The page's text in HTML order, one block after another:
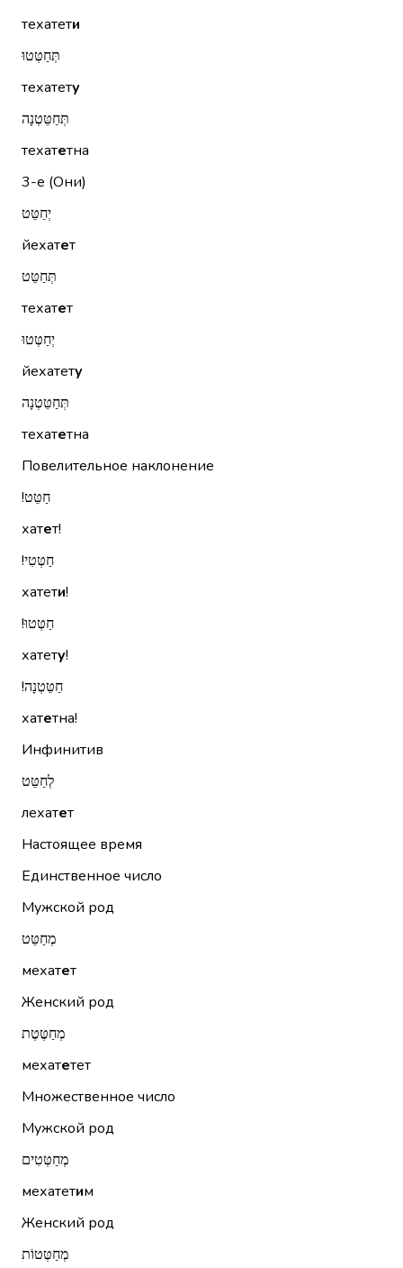
техатети
תְּחַטְּטוּ
техатету
תְּחַטֵּטְנָה
техатетна
3-е (Они)
יְחַטֵּט
йехатет
תְּחַטֵּט
техатет
יְחַטְּטוּ
йехатету
תְּחַטֵּטְנָה
техатетна
Повелительное наклонение
חַטֵּט!‏
хатет!
חַטְּטִי!‏
хатети!
חַטְּטוּ!‏
хатету!
חַטֵּטְנָה!‏
хатетна!
Инфинитив
לְחַטֵּט
лехатет
Настоящее время
Единственное число
Мужской род
מְחַטֵּט
мехатет
Женский род
מְחַטֶּטֶת
мехатетет
Множественное число
Мужской род
מְחַטְּטִים
мехатетим
Женский род
מְחַטְּטוֹת